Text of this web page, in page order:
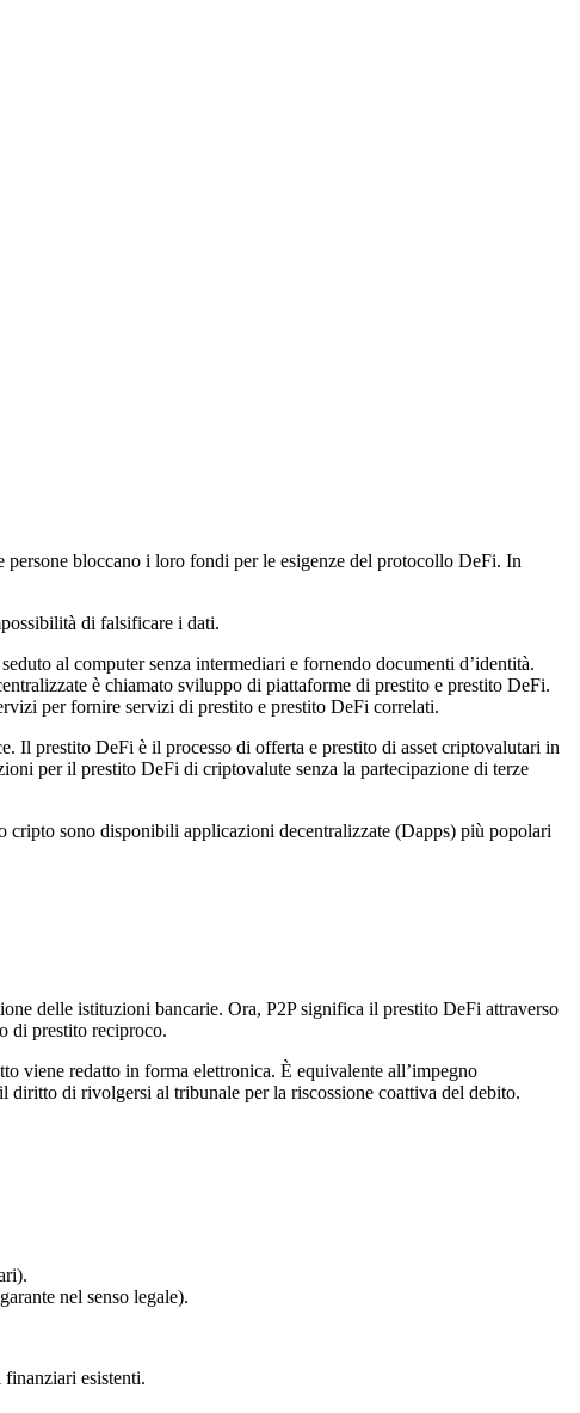
bloccano i loro fondi per le esigenze del protocollo DeFi. In
di falsificare i dati.
al computer senza intermediari e fornendo documenti d’identità.
è chiamato sviluppo di piattaforme di prestito e prestito DeFi.
per fornire servizi di prestito e prestito DeFi correlati.
Il prestito DeFi è il processo di offerta e prestito di asset criptovalutari in
per il prestito DeFi di criptovalute senza la partecipazione di terze
sono disponibili applicazioni decentralizzate (Dapps) più popolari
delle istituzioni bancarie. Ora, P2P significa il prestito DeFi attraverso
di prestito reciproco.
viene redatto in forma elettronica. È equivalente all’impegno
di rivolgersi al tribunale per la riscossione coattiva del debito.
nel senso legale).
esistenti.